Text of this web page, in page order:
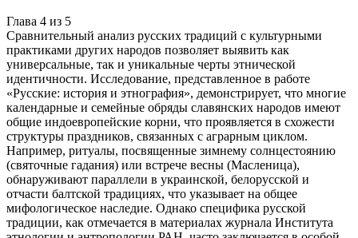
Глава 4 из 5
Сравнительный анализ русских традиций с культурными
практиками других народов позволяет выявить как
универсальные, так и уникальные черты этнической
идентичности. Исследование, представленное в работе
«Русские: история и этнография», демонстрирует, что многие
календарные и семейные обряды славянских народов имеют
общие индоевропейские корни, что проявляется в схожести
структуры праздников, связанных с аграрным циклом.
Например, ритуалы, посвященные зимнему солнцестоянию
(святочные гадания) или встрече весны (Масленица),
обнаруживают параллели в украинской, белорусской и
отчасти балтской традициях, что указывает на общее
мифологическое наследие. Однако специфика русской
традиции, как отмечается в материалах журнала Института